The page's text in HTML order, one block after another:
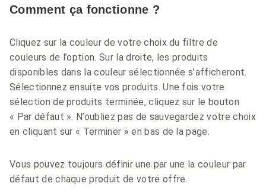
Comment ça fonctionne ?
Cliquez sur la couleur de votre choix du filtre de
couleurs de l’option. Sur la droite, les produits
disponibles dans la couleur sélectionnée s’afficheront.
Sélectionnez ensuite vos produits. Une fois votre
sélection de produits terminée, cliquez sur le bouton
« Par défaut ». N’oubliez pas de sauvegardez votre choix
en cliquant sur « Terminer » en bas de la page.
Vous pouvez toujours définir une par une la couleur par
défaut de chaque produit de votre offre.